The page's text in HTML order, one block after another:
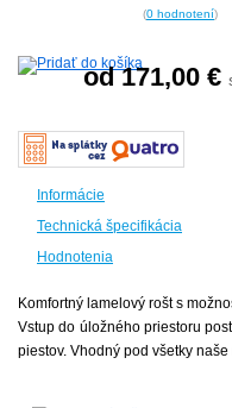
(0 hodnotení)
od 171,00 €
Informácie
Technická špecifikácia
Hodnotenia
Komfortný lamelový rošt s
Vstup do úložného priestoru
piestov. Vhodný pod všetky naše